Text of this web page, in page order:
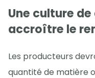
Une culture
accroître le
Les producteurs
quantité de matière